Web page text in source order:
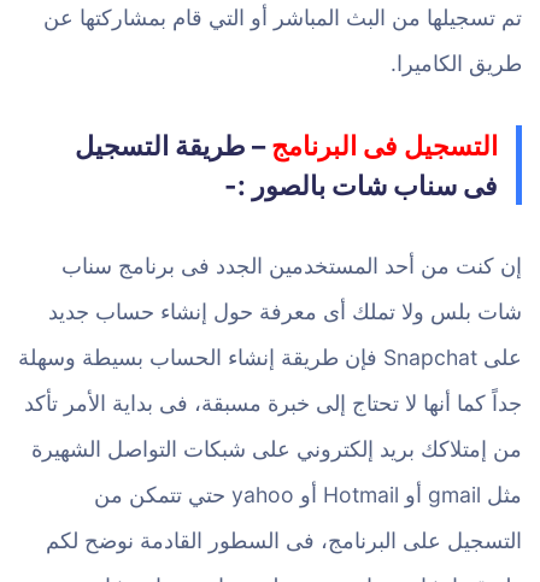
تم تسجيلها من البث المباشر أو التي قام بمشاركتها عن
طريق الكاميرا.
التسجيل فى البرنامج– طريقة التسجيل
فى سناب شات بالصور :-
إن كنت من أحد المستخدمين الجدد فى برنامج سناب
شات بلس ولا تملك أى معرفة حول إنشاء حساب جديد
على Snapchat فإن طريقة إنشاء الحساب بسيطة وسهلة
جداً كما أنها لا تحتاج إلى خبرة مسبقة، فى بداية الأمر تأكد
من إمتلاكك بريد إلكتروني على شبكات التواصل الشهيرة
مثل gmail أو Hotmail أو yahoo حتي تتمكن من
التسجيل على البرنامج، فى السطور القادمة نوضح لكم